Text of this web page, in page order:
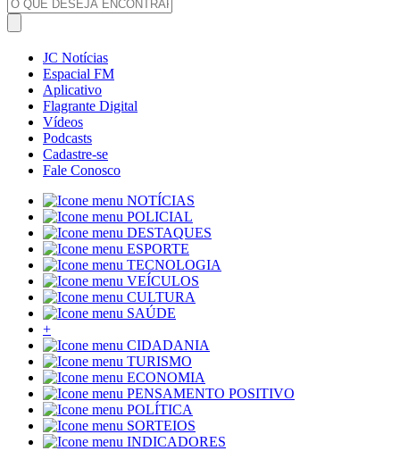
JC Notícias
Espacial FM
Aplicativo
Flagrante Digital
Vídeos
Podcasts
Cadastre-se
Fale Conosco
NOTÍCIAS
POLICIAL
DESTAQUES
ESPORTE
TECNOLOGIA
VEÍCULOS
CULTURA
SAÚDE
+
CIDADANIA
TURISMO
ECONOMIA
PENSAMENTO POSITIVO
POLÍTICA
SORTEIOS
INDICADORES